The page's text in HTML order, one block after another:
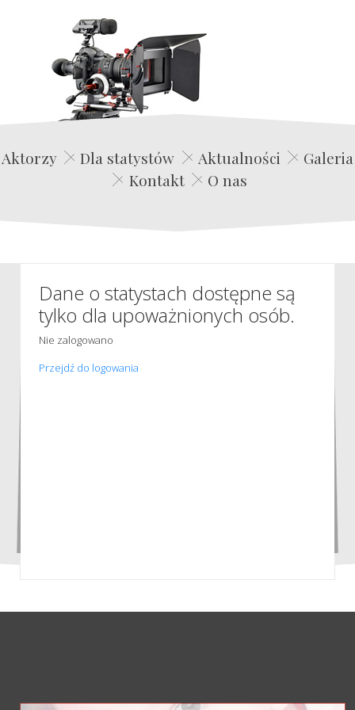
Edwin Film Agencja Aktorska
Aktorzy Dla statystów Aktualności
Galeria
Kontakt
O nas
Dane o statystach dostępne są
tylko dla upoważnionych osób.
Nie zalogowano
Przejdź do logowania